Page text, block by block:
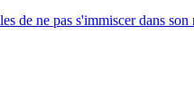
de ne pas s'immiscer dans